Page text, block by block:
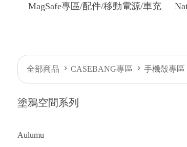
MagSafe專區/配件/移動電源/車充
全部商品 CASEBANG專區 手機殼專區
塗鴉空間系列
Aulumu